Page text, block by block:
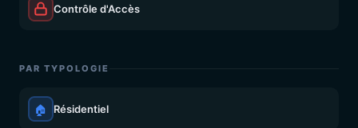
Contrôle d'Accès
PAR TYPOLOGIE
🏠 Résidentiel